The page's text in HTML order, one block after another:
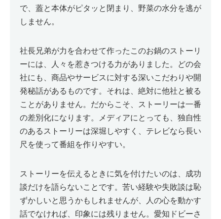
で、蓋と本体がピタッと閉まり、野菜の水分を逃が
しません。
社長兄弟が力を合わせて作ったこのお鍋のストーリ
ーには、人々を惹きつける力がありました。どの会
社にも、商品やサービスに対する深いこだわりや開
発秘話があるものです。それは、絶対に他社と被る
ことがありません。だからこそ、ストーリーは一番
の差別化になります。メディアにとっても、独自性
のあるストーリーは深堀しやすく、テレビなら長い
尺を使って番組を作りやすい。
ストーリーを伝えるときに気を付けたいのは、成功
談だけを語らないことです。苦い経験や失敗談は恥
ずかしいと思うかもしれませんが、人の心を動かす
話でなければ、印象には残りません。愛知ドビーさ